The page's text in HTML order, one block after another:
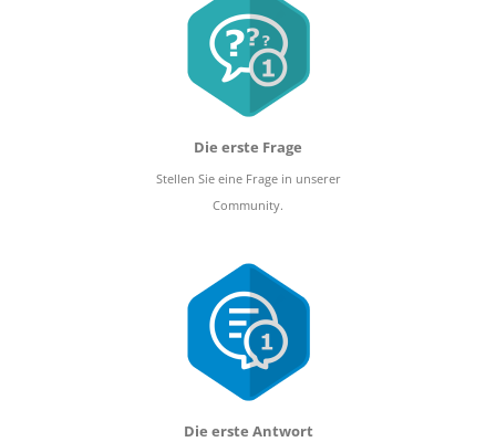
Die erste Frage
Stellen Sie eine Frage in unserer
Community.
Die erste Antwort